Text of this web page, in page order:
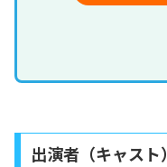
出演者（キャスト）